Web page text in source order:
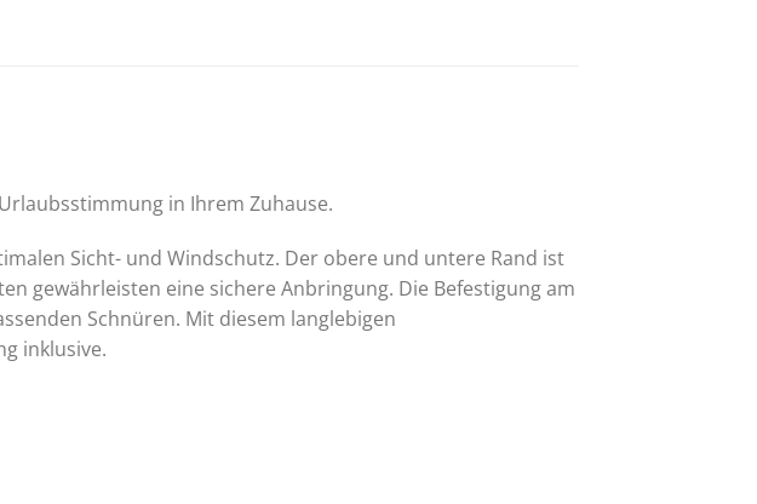
in Ihrem Zuhause.
Sicht- und Windschutz. Der obere und untere Rand ist
gewährleisten eine sichere Anbringung. Die Befestigung am
Schnüren. Mit diesem langlebigen
inklusive.